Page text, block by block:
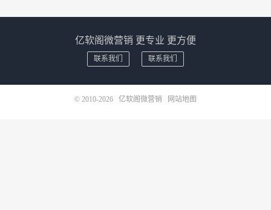
亿软阁微营销 更专业 更方便
联系我们 联系我们
© 2010-2026 亿软阁微营销 网站地图